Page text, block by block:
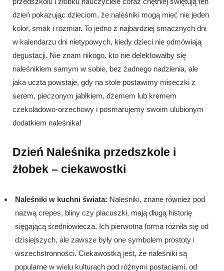
dzień pokazując dzieciom, że naleśniki mogą mieć nie jeden
kolor, smak i rozmiar. To jedno z najbardziej smacznych dni
w kalendarzu dni nietypowych, kiedy dzieci nie odmówiają
degustacji. Nie znam nikogo, kto nie delektowałby się
naleśnikiem samym w sobie, bez żadnego nadzienia, ale
jaka uczta powstaje, gdy na stole postawimy miseczki z
serem, pieczonym jabłkiem, dżemem lub kremem
czekoladowo-orzechowy i posmarujemy swoim ulubionym
dodatkiem naleśnika!
Dzień Naleśnika przedszkole i
żłobek – ciekawostki
Naleśniki w kuchni świata: Naleśniki, znane również pod
nazwą crepes, bliny czy placuszki, mają długą historię
sięgającą średniowiecza. Ich pierwotna forma różniła się od
dzisiejszych, ale zawsze były one symbolem prostoty i
wszechstronności. Ciekawostką jest, że naleśniki są
popularne w wielu kulturach pod różnymi postaciami, od